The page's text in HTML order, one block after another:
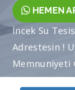
HEMEN
İncek Su
Adrestesin !
Memnuniyeti